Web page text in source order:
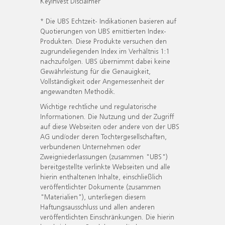
* Die UBS Echtzeit- Indikationen basieren auf
Quotierungen von UBS emittierten Index-
Produkten. Diese Produkte versuchen den
zugrundeliegenden Index im Verhältnis 1:1
nachzufolgen. UBS übernimmt dabei keine
Gewährleistung für die Genauigkeit,
Vollständigkeit oder Angemessenheit der
angewandten Methodik.
Wichtige rechtliche und regulatorische
Informationen. Die Nutzung und der Zugriff
auf diese Webseiten oder andere von der UBS
AG und/oder deren Tochtergesellschaften,
verbundenen Unternehmen oder
Zweigniederlassungen (zusammen "UBS")
bereitgestellte verlinkte Webseiten und alle
hierin enthaltenen Inhalte, einschließlich
veröffentlichter Dokumente (zusammen
"Materialien"), unterliegen diesem
Haftungsausschluss und allen anderen
veröffentlichten Einschränkungen. Die hierin